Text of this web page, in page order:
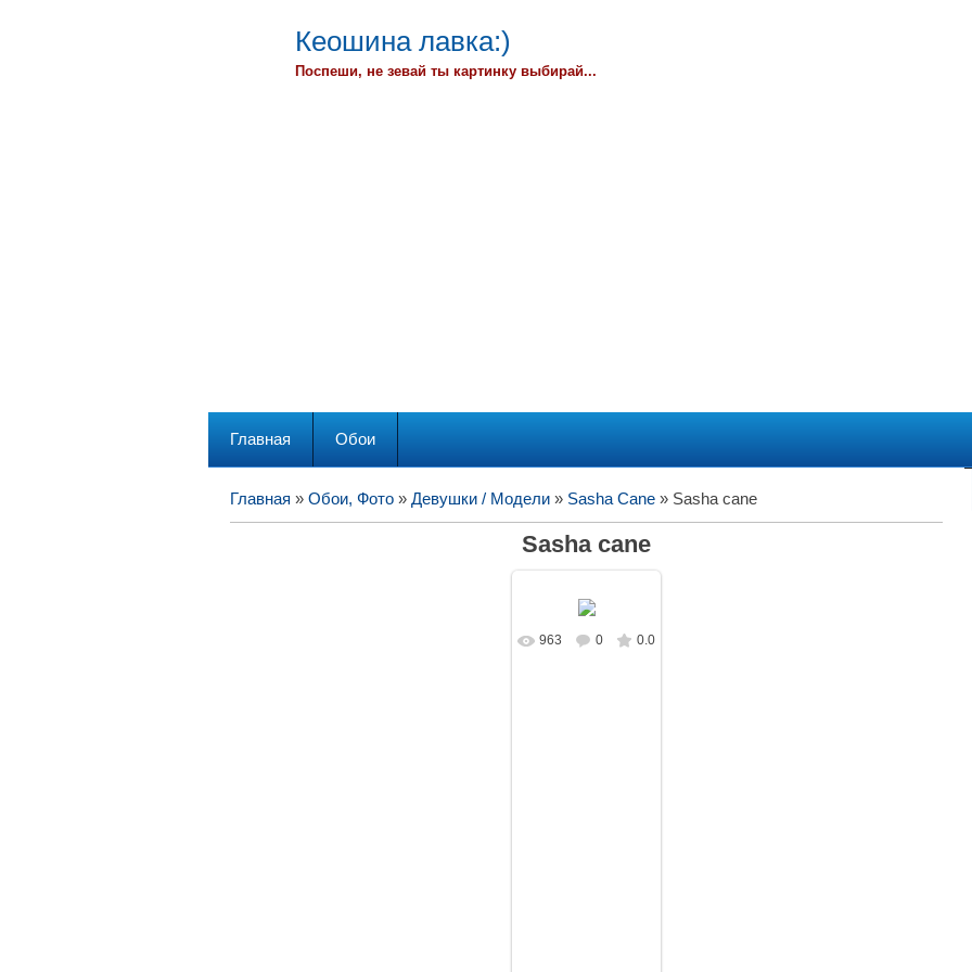
Кеошина лавка:)
Поспеши, не зевай ты картинку выбирай...
Главная Обои
Главная » Обои, Фото » Девушки / Модели » Sasha Cane » Sasha cane
Sasha cane
В реальном
963 0 0.0